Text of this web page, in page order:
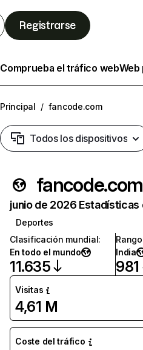
Registrarse
Comprueba el tráfico webWeb
Principal / fancode.com
Todos los dispositivos
fancode.com
junio de 2026
Deportes
Clasificación mundial:
En todo el mundo
11.635
India
981
Visitas
4,61 M
Coste del tráfico